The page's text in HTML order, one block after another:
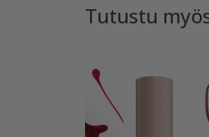
Tutustu